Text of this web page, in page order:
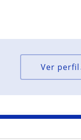
Ver perfil